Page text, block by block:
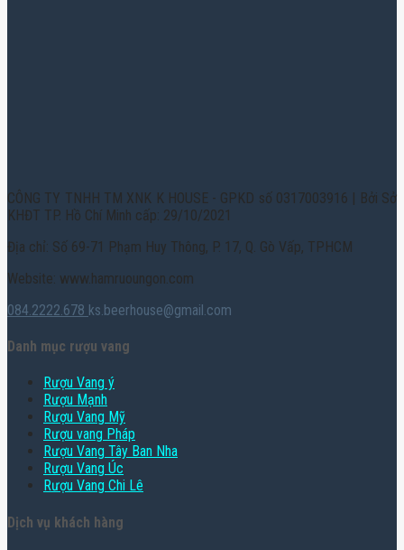
CÔNG TY TNHH TM XNK K HOUSE - GPKD số 0317003916 | Bởi Sở
KHĐT TP. Hồ Chí Minh cấp: 29/10/2021
Địa chỉ: Số 69-71 Phạm Huy Thông, P. 17, Q. Gò Vấp, TPHCM
Website: www.hamruoungon.com
084.2222.678 ks.beerhouse@gmail.com
Danh mục rượu vang
Rượu Vang ý
Rượu Mạnh
Rượu Vang Mỹ
Rượu vang Pháp
Rượu Vang Tây Ban Nha
Rượu Vang Úc
Rượu Vang Chi Lê
Dịch vụ khách hàng